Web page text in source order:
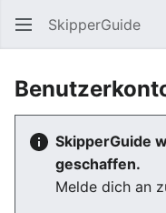
SkipperGuide
SkipperGuide
geschaffen.
Melde dich an